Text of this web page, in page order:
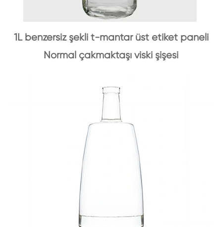
1L benzersiz şekli t-mantar üst etiket paneli
Normal çakmaktaşı viski şişesi